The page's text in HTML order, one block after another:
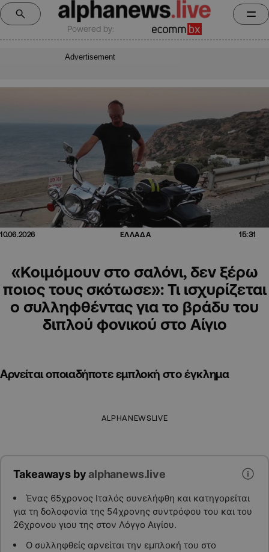
Powered by:
Advertisement
10.06.2026 ΕΛΛΑΔΑ 15:31
«Κοιμόμουν στο σαλόνι, δεν ξέρω
ποιος τους σκότωσε»: Τι ισχυρίζεται
ο συλληφθέντας για το βράδυ του
διπλού φονικού στο Αίγιο
Αρνείται οποιαδήποτε εμπλοκή στο έγκλημα
ALPHANEWSLIVE
Takeaways byalphanews.live
Ένας 65χρονος Ιταλός συνελήφθη και κατηγορείται
για τη δολοφονία της 54χρονης συντρόφου του και του
26χρονου γιου της στον Λόγγο Αιγίου.
Ο συλληφθείς αρνείται την εμπλοκή του στο